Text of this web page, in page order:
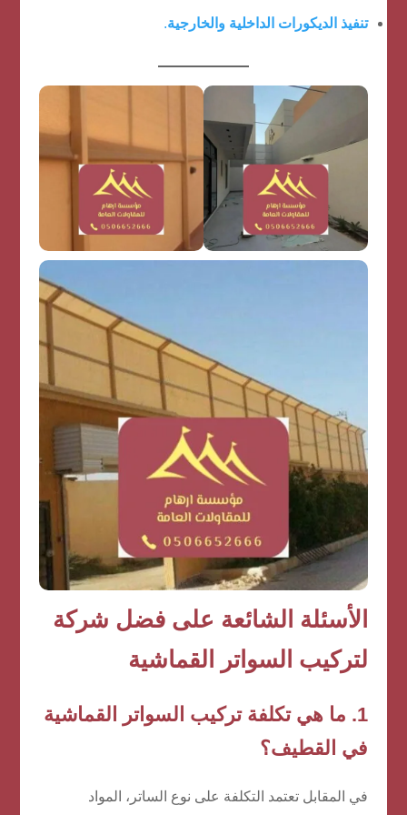
تنفيذ الديكورات الداخلية والخارجية.
الأسئلة الشائعة على فضل شركة
لتركيب السواتر القماشية
1. ما هي تكلفة تركيب السواتر القماشية
في القطيف؟
في المقابل تعتمد التكلفة على نوع الساتر، المواد